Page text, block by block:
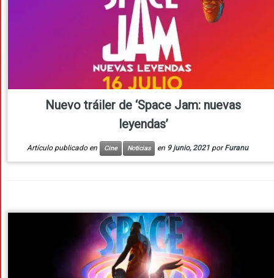
Nuevo tráiler de ‘Space Jam: nuevas
leyendas’
Artículo publicado en Cine Noticias en 9 junio, 2021 porFuranu